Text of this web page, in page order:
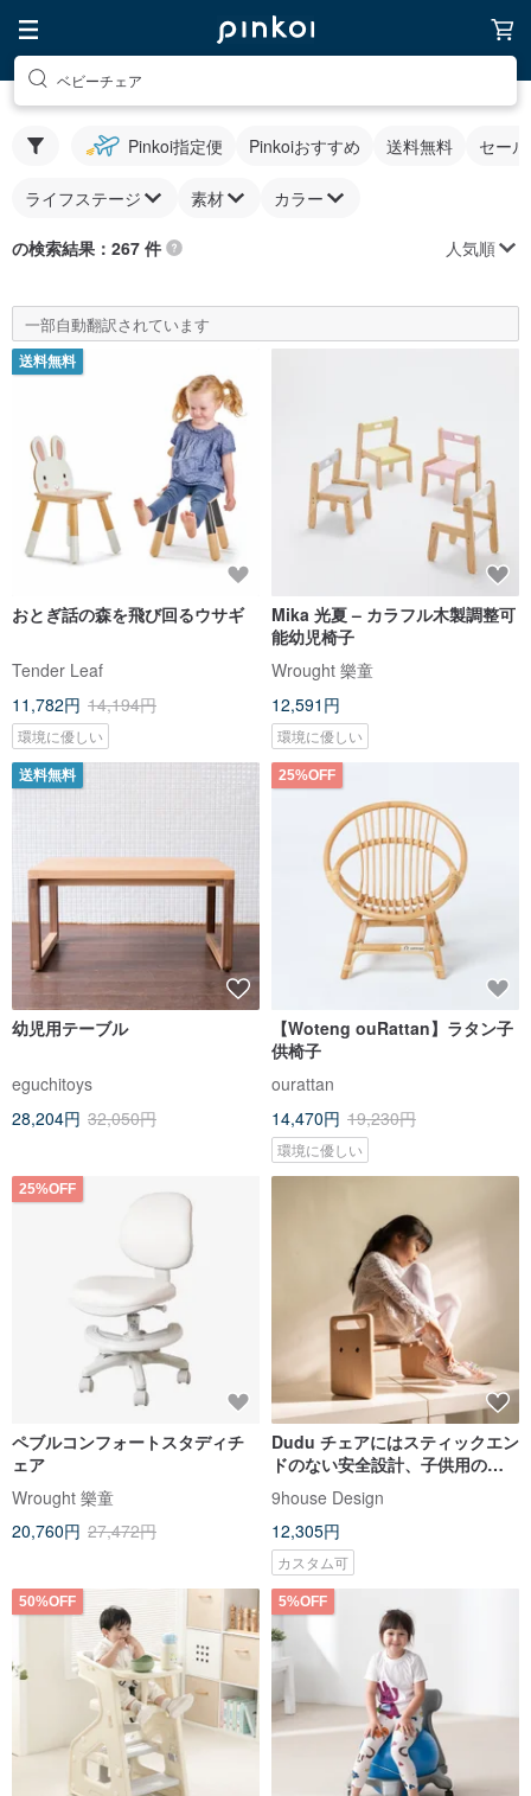
ベビーチェア
Pinkoi指定便 Pinkoiおすすめ 送料無料 セー
ライフステージ 素材 カラー
の検索結果：267 件 人気順
一部自動翻訳されています
送料無料
おとぎ話の森を飛び回るウサギ
Tender Leaf
11,782円 14,194円
環境に優しい
Mika 光夏 – カラフル木製調整可
能幼児椅子
Wrought 樂童
12,591円
環境に優しい
送料無料
幼児用テーブル
eguchitoys
28,204円 32,050円
25%OFF
【Woteng ouRattan】ラタン子
供椅子
ourattan
14,470円 19,230円
環境に優しい
25%OFF
ペブルコンフォートスタディチ
ェア
Wrought 樂童
20,760円 27,472円
Dudu チェアにはスティックエン
ドのない安全設計、子供用の靴
の椅子、子供用の椅子、カスタ
マイズ可能な長さ、幅、高さが
あります。
9house Design
12,305円
カスタム可
50%OFF 5%OFF